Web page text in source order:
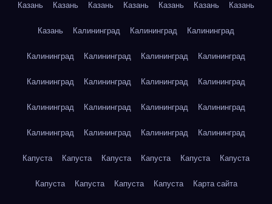
Казань Казань Казань Казань Казань Казань Казань
Казань Калининград Калининград Калининград
Калининград Калининград Калининград Калининград
Калининград Калининград Калининград Калининград
Калининград Калининград Калининград Калининград
Калининград Калининград Калининград Калининград
Капуста Капуста Капуста Капуста Капуста Капуста
Капуста Капуста Капуста Капуста Карта сайта